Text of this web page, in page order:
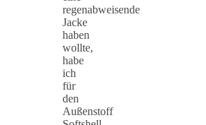
regenabweisende
Jacke
haben
wollte,
habe
ich
für
den
Außenstoff